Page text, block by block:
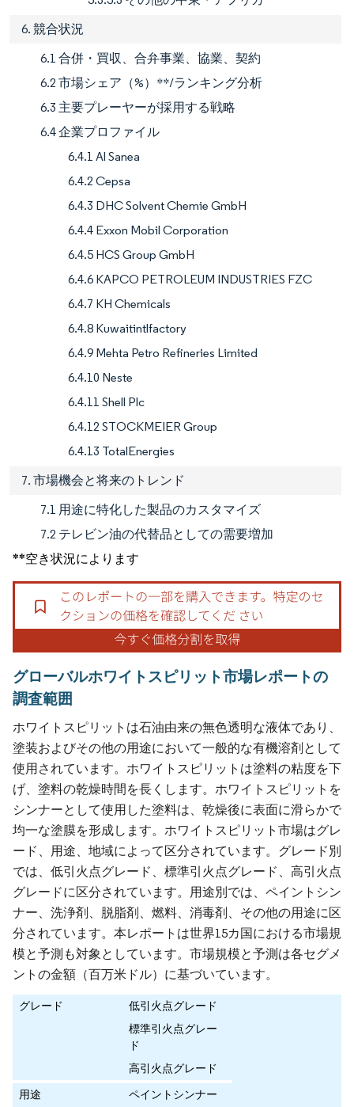
6. 競合状況
6.1 合併・買収、合弁事業、協業、契約
6.2 市場シェア（%）**/ランキング分析
6.3 主要プレーヤーが採用する戦略
6.4 企業プロファイル
6.4.1 Al Sanea
6.4.2 Cepsa
6.4.3 DHC Solvent Chemie GmbH
6.4.4 Exxon Mobil Corporation
6.4.5 HCS Group GmbH
6.4.6 KAPCO PETROLEUM INDUSTRIES FZC
6.4.7 KH Chemicals
6.4.8 Kuwaitintlfactory
6.4.9 Mehta Petro Refineries Limited
6.4.10 Neste
6.4.11 Shell Plc
6.4.12 STOCKMEIER Group
6.4.13 TotalEnergies
7. 市場機会と将来のトレンド
7.1 用途に特化した製品のカスタマイズ
7.2 テレビン油の代替品としての需要増加
**空き状況によります
グローバルホワイトスピリット市場レポートの
調査範囲
ホワイトスピリットは石油由来の無色透明な液体であり、
塗装およびその他の用途において一般的な有機溶剤として
使用されています。ホワイトスピリットは塗料の粘度を下
げ、塗料の乾燥時間を長くします。ホワイトスピリットを
シンナーとして使用した塗料は、乾燥後に表面に滑らかで
均一な塗膜を形成します。ホワイトスピリット市場はグレ
ード、用途、地域によって区分されています。グレード別
では、低引火点グレード、標準引火点グレード、高引火点
グレードに区分されています。用途別では、ペイントシン
ナー、洗浄剤、脱脂剤、燃料、消毒剤、その他の用途に区
分されています。本レポートは世界15カ国における市場規
模と予測も対象としています。市場規模と予測は各セグメ
ントの金額（百万米ドル）に基づいています。
グレード
低引火点グレード
標準引火点グレー
ド
高引火点グレード
用途
ペイントシンナー